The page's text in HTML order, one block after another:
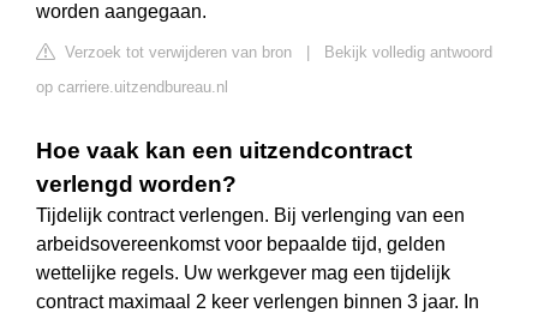
worden aangegaan.
Verzoek tot verwijderen van bron
Bekijk volledig antwoord
op carriere.uitzendbureau.nl
Hoe vaak kan een uitzendcontract
verlengd worden?
Tijdelijk contract verlengen. Bij verlenging van een
arbeidsovereenkomst voor bepaalde tijd, gelden
wettelijke regels. Uw werkgever mag een tijdelijk
contract maximaal 2 keer verlengen binnen 3 jaar. In